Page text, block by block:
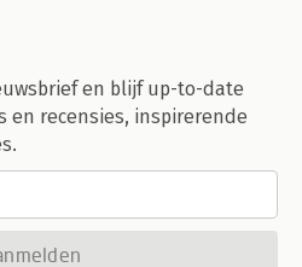
en blijf up-to-date
en recensies, inspirerende